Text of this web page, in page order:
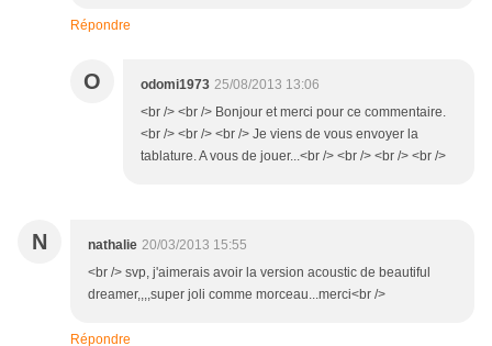
Répondre
O odomi1973 25/08/2013 13:06
<br /> <br /> Bonjour et merci pour ce commentaire.
<br /> <br /> <br /> Je viens de vous envoyer la
tablature. A vous de jouer...<br /> <br /> <br /> <br />
N nathalie 20/03/2013 15:55
<br /> svp, j'aimerais avoir la version acoustic de beautiful
dreamer,,,,super joli comme morceau...merci<br />
Répondre